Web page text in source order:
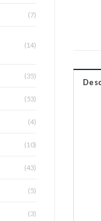
(7)
(14)
(35)
(53)
(4)
(10)
(43)
(5)
(3)